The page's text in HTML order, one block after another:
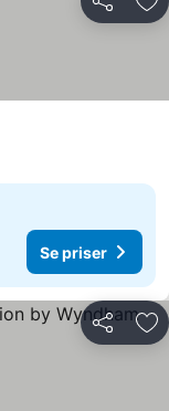
Del
Se priser
Del